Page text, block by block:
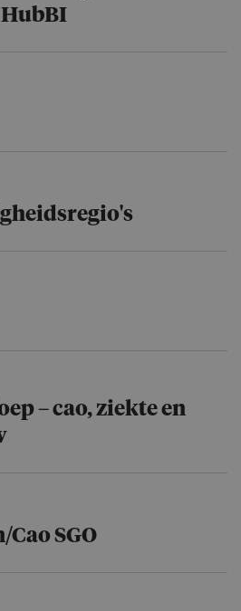
– cao, ziekte en
​Cao SGO